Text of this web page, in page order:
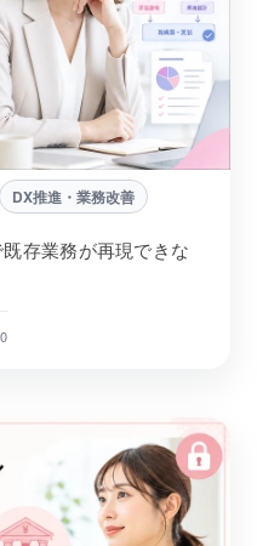
DX推進・業務改善
存業務が再現できな